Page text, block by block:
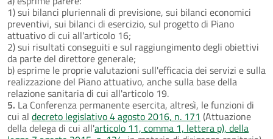
1) sui bilanci pluriennali di previsione, sui bilanci economici
preventivi, sui bilanci di esercizio, sul progetto di Piano
attuativo di cui all'articolo 16;
2) sui risultati conseguiti e sul raggiungimento degli obiettivi
da parte del direttore generale;
b) esprime le proprie valutazioni sull'efficacia dei servizi e sulla
realizzazione del Piano attuativo, anche sulla base della
relazione sanitaria di cui all'articolo 19.
5. La Conferenza permanente esercita, altresì, le funzioni di
cui al decreto legislativo 4 agosto 2016, n. 171 (Attuazione
della delega di cui all'articolo 11, comma 1, lettera p), della